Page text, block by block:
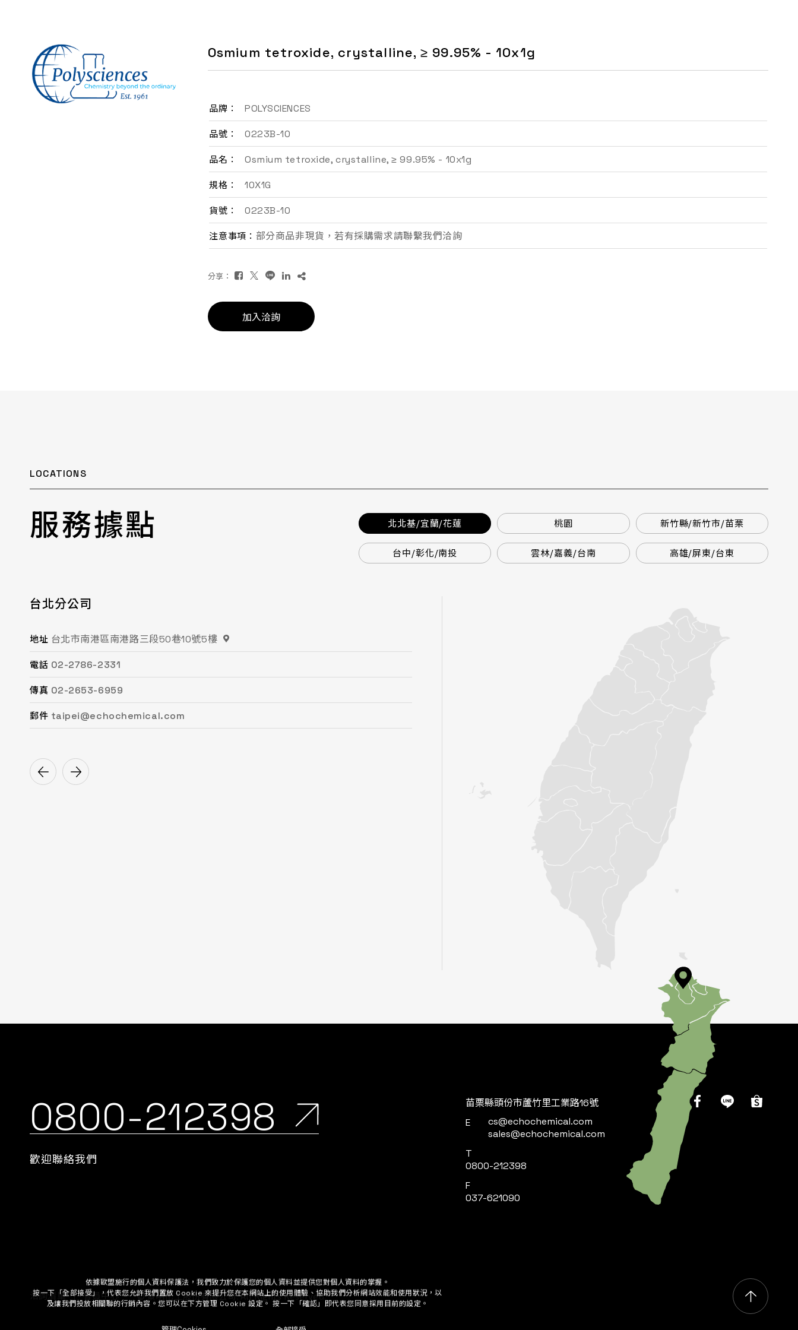
Osmium tetroxide, crystalline, ≥ 99.95% - 10x1g
品牌： POLYSCIENCES
品號： 0223B-10
品名： Osmium tetroxide, crystalline, ≥ 99.95% - 10x1g
規格： 10X1G
貨號： 0223B-10
注意事項： 部分商品非現貨，若有採購需求請聯繫我們洽詢
分享：
加入洽詢
LOCATIONS
服務據點 北北基/宜蘭/花蓮 桃園 新竹縣/新竹市/苗栗
台中/彰化/南投 雲林/嘉義/台南 高雄/屏東/台東
台北分公司
地址 台北市南港區南港路三段50巷10號5樓
電話 02-2786-2331
傳真 02-2653-6959
郵件 taipei@echochemical.com
桃園分公司
地址 桃園市平鎮區復興街62號2樓
電話 03-494-6939
傳真 03-493-0687
郵件 chungli@echochemical.com
總公司 / 竹苗分公司
地址 苗栗縣頭份市工業路16號
電話 037-621-088
傳真 037-615-096
郵件 miaoli@echochemical.com
台中分公司
地址 台中市南屯區文心路一段218號15F之2
電話 04-2472-8859
傳真 04-2472-8825
郵件 taichung@echochemical.com
台南分公司
地址 台南市永康區鹽洲一街63巷33號
電話 06-243-6589
傳真 06-253-8208
郵件 tainan@echochemical.com
高雄分公司
地址 高雄市鳳山區鳳頂路479號
電話 07-753-9988
傳真 07-753-1958
郵件 kaohsiung@echochemical.com
0800-212398
歡迎聯絡我們
苗栗縣頭份市蘆竹里工業路16號
E
cs@echochemical.com
sales@echochemical.com
T
0800-212398
F
037-621090
洽詢清單 會員中心 ©景明化工股份有限公司.All Rights Reserved.
EN
詢價車
按一下「全部接受」，代表您允許我們置放 Cookie 來提升您在本網站上的使用體驗、協助我們分析網站效能和使用狀況，以
及讓我們投放相關聯的行銷內容。您可以在下方管理 Cookie 設定。 按一下「確認」即代表您同意採用目前的設定。